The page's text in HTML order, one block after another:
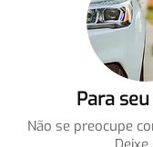
Para
Não se preocupe